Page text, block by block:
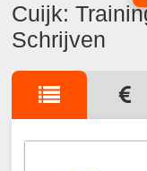
Cuijk:
Schrijven